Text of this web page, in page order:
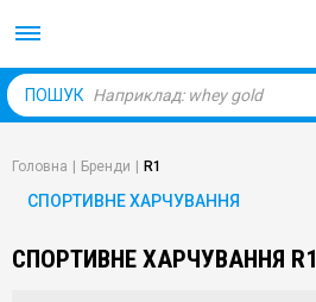
ПОШУК
Головна Бренди R1
СПОРТИВНЕ ХАРЧУВАННЯ
СПОРТИВНЕ ХАРЧУВАННЯ R1